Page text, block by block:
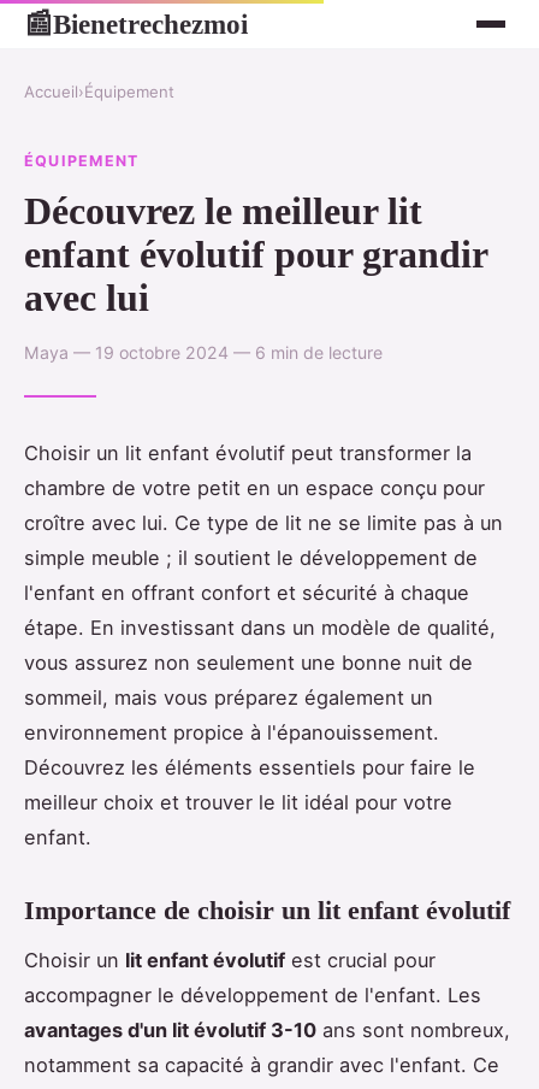
📰Bienetrechezmoi
Accueil›Équipement
ÉQUIPEMENT
Découvrez le meilleur lit
enfant évolutif pour grandir
avec lui
Maya — 19 octobre 2024 — 6 min de lecture
Choisir un lit enfant évolutif peut transformer la
chambre de votre petit en un espace conçu pour
croître avec lui. Ce type de lit ne se limite pas à un
simple meuble ; il soutient le développement de
l'enfant en offrant confort et sécurité à chaque
étape. En investissant dans un modèle de qualité,
vous assurez non seulement une bonne nuit de
sommeil, mais vous préparez également un
environnement propice à l'épanouissement.
Découvrez les éléments essentiels pour faire le
meilleur choix et trouver le lit idéal pour votre
enfant.
Importance de choisir un lit enfant évolutif
Choisir un lit enfant évolutif est crucial pour
accompagner le développement de l'enfant. Les
avantages d'un lit évolutif 3-10 ans sont nombreux,
notamment sa capacité à grandir avec l'enfant. Ce